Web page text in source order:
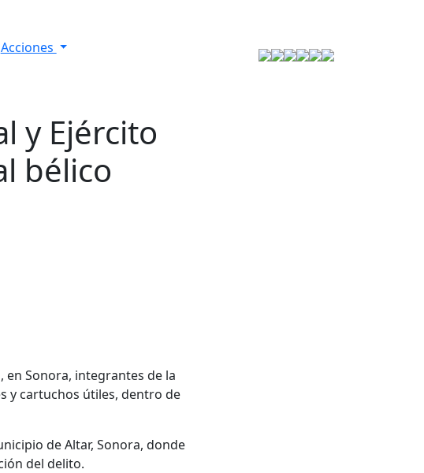
Acciones
y Ejército
bélico
en Sonora, integrantes de la
y cartuchos útiles, dentro de
de Altar, Sonora, donde
del delito.